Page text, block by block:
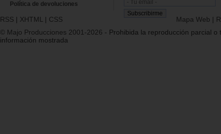
Política de devoluciones
RSS | XHTML | CSS Mapa Web |
© Majo Producciones 2001-2026 - Prohibida la reproducción parcial o
información mostrada